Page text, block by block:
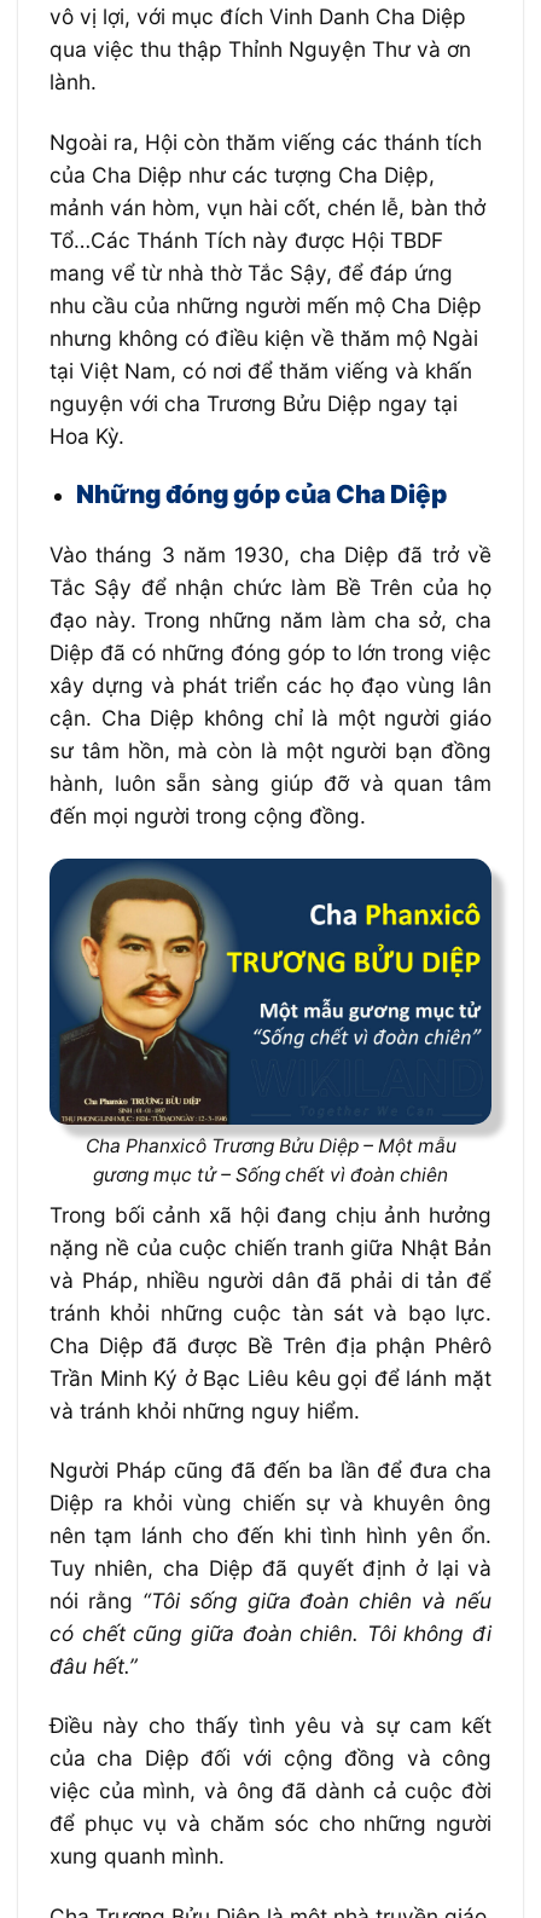
vô vị lợi, với mục đích Vinh Danh Cha Diệp
qua việc thu thập Thỉnh Nguyện Thư và ơn
lành.
Ngoài ra, Hội còn thăm viếng các thánh tích
của Cha Diệp như các tượng Cha Diệp,
mảnh ván hòm, vụn hài cốt, chén lễ, bàn thở
Tổ…Các Thánh Tích này được Hội TBDF
mang vể từ nhà thờ Tắc Sậy, để đáp ứng
nhu cầu của những người mến mộ Cha Diệp
nhưng không có điều kiện về thăm mộ Ngài
tại Việt Nam, có nơi để thăm viếng và khấn
nguyện với cha Trương Bửu Diệp ngay tại
Hoa Kỳ.
Những đóng góp của Cha Diệp
Vào tháng 3 năm 1930, cha Diệp đã trở về
Tắc Sậy để nhận chức làm Bề Trên của họ
đạo này. Trong những năm làm cha sở, cha
Diệp đã có những đóng góp to lớn trong việc
xây dựng và phát triển các họ đạo vùng lân
cận. Cha Diệp không chỉ là một người giáo
sư tâm hồn, mà còn là một người bạn đồng
hành, luôn sẵn sàng giúp đỡ và quan tâm
đến mọi người trong cộng đồng.
Cha Phanxicô Trương Bửu Diệp – Một mẫu
gương mục tử – Sống chết vì đoàn chiên
Trong bối cảnh xã hội đang chịu ảnh hưởng
nặng nề của cuộc chiến tranh giữa Nhật Bản
và Pháp, nhiều người dân đã phải di tản để
tránh khỏi những cuộc tàn sát và bạo lực.
Cha Diệp đã được Bề Trên địa phận Phêrô
Trần Minh Ký ở Bạc Liêu kêu gọi để lánh mặt
và tránh khỏi những nguy hiểm.
Người Pháp cũng đã đến ba lần để đưa cha
Diệp ra khỏi vùng chiến sự và khuyên ông
nên tạm lánh cho đến khi tình hình yên ổn.
Tuy nhiên, cha Diệp đã quyết định ở lại và
nói rằng “Tôi sống giữa đoàn chiên và nếu
có chết cũng giữa đoàn chiên. Tôi không đi
đâu hết.”
Điều này cho thấy tình yêu và sự cam kết
của cha Diệp đối với cộng đồng và công
việc của mình, và ông đã dành cả cuộc đời
để phục vụ và chăm sóc cho những người
xung quanh mình.